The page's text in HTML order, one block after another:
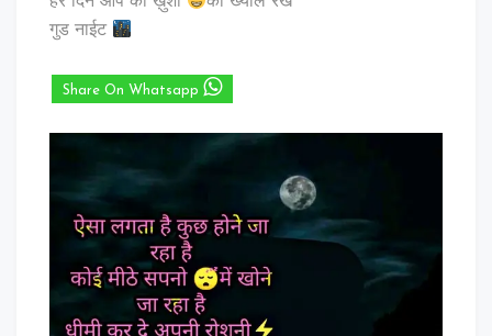
गुड नाईट
Share On Whatsapp